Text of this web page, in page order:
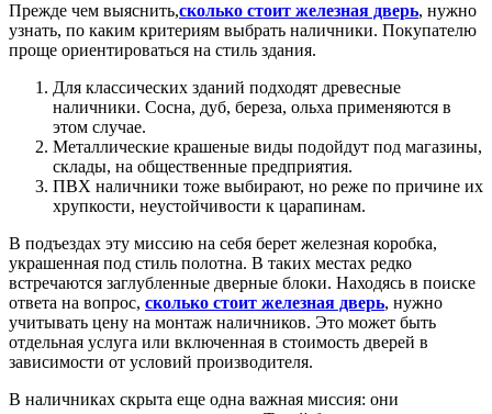
Прежде чем выяснить,сколько стоит железная дверь, нужно
узнать, по каким критериям выбрать наличники. Покупателю
проще ориентироваться на стиль здания.
Для классических зданий подходят древесные
наличники. Сосна, дуб, береза, ольха применяются в
этом случае.
Металлические крашеные виды подойдут под магазины,
склады, на общественные предприятия.
ПВХ наличники тоже выбирают, но реже по причине их
хрупкости, неустойчивости к царапинам.
В подъездах эту миссию на себя берет железная коробка,
украшенная под стиль полотна. В таких местах редко
встречаются заглубленные дверные блоки. Находясь в поиске
ответа на вопрос, сколько стоит железная дверь, нужно
учитывать цену на монтаж наличников. Это может быть
отдельная услуга или включенная в стоимость дверей в
зависимости от условий производителя.
В наличниках скрыта еще одна важная миссия: они